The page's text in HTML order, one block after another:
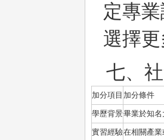
定專
選擇
七、
加分項目 加分條件
學歷背景畢業於知
實習經驗在相關產